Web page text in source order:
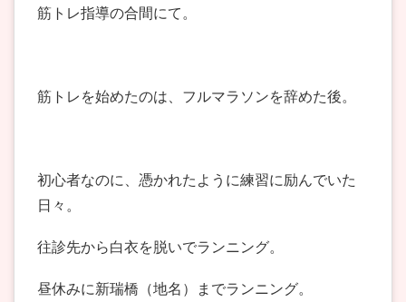
筋トレ指導の合間にて。
筋トレを始めたのは、フルマラソンを辞めた後。
初心者なのに、憑かれたように練習に励んでいた
日々。
往診先から白衣を脱いでランニング。
昼休みに新瑞橋（地名）までランニング。